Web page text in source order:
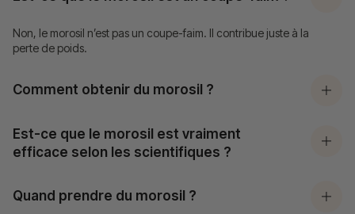
Non, le morosil n’est pas un coupe-faim. Il contribue juste à la
perte de poids.
Comment obtenir du morosil ?
Est-ce que le morosil est vraiment
efficace selon les scientifiques ?
Quand prendre du morosil ?